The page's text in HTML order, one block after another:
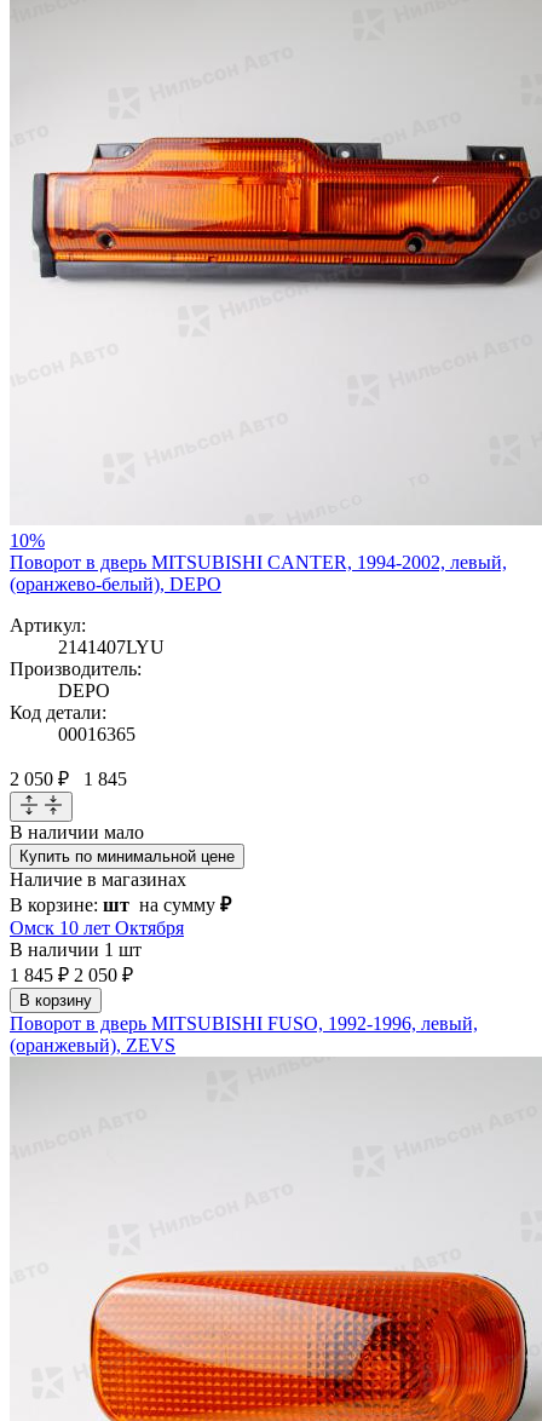
10%
Поворот в дверь MITSUBISHI CANTER, 1994-2002, левый,
(оранжево-белый), DEPO
Артикул:
2141407LYU
Производитель:
DEPO
Код детали:
00016365
2 050 ₽ 1 845
В наличии мало
Купить по минимальной цене
Наличие в магазинах
В корзине: шт на сумму ₽
Омск 10 лет Октября
В наличии 1 шт
1 845 ₽ 2 050 ₽
В корзину
Поворот в дверь MITSUBISHI FUSO, 1992-1996, левый,
(оранжевый), ZEVS